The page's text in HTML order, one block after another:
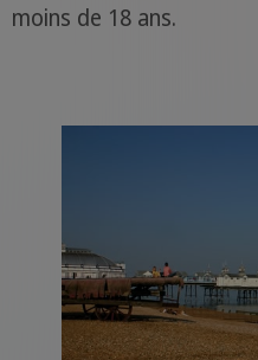
moins de 18 ans.